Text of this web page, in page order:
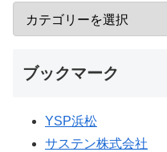
ブックマーク
YSP浜松
サステン株式会社